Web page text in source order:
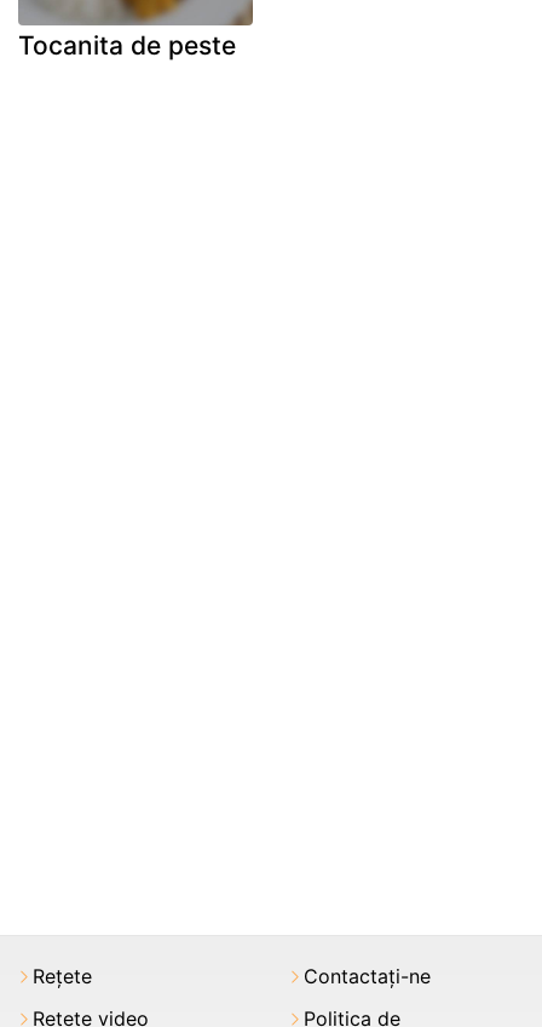
Tocanita de peste
Rețete
Rețete video
Contactați-ne
Politica de